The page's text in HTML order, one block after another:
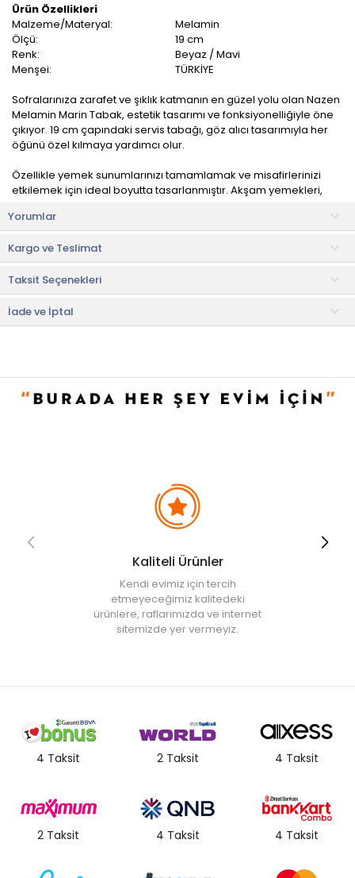
Ürün Özellikleri
Malzeme/Materyal:
Melamin
Ölçü:
19 cm
Renk:
Beyaz / Mavi
Menşei:
TÜRKİYE
Sofralarınıza zarafet ve şıklık katmanın en güzel yolu olan Nazen
Melamin Marin Tabak, estetik tasarımı ve fonksiyonelliğiyle öne
çıkıyor. 19 cm çapındaki servis tabağı, göz alıcı tasarımıyla her
öğünü özel kılmaya yardımcı olur.
Özellikle yemek sunumlarınızı tamamlamak ve misafirlerinizi
etkilemek için ideal boyutta tasarlanmıştır. Akşam yemekleri,
bir servis tabağıdır.
Kullanım ve Yıkama Bilgileri
• Bulaşık makinesinde yıkanabilir.
• Uzun ömürlü olması için elde yıkayabilirsiniz.
• Not:Bu fiyat perakende satışlar için belirlenmiştir. Toplu alımlar
Yorumlar
Kargo ve Teslimat
Taksit Seçenekleri
İade ve İptal
Kaliteli Ürünler
Kendi evimiz için tercih
etmeyeceğimiz kalitedeki
ürünlere, raflarımızda ve internet
sitemizde yer vermeyiz.
4 Taksit 2 Taksit 4 Taksit
2 Taksit 4 Taksit 4 Taksit